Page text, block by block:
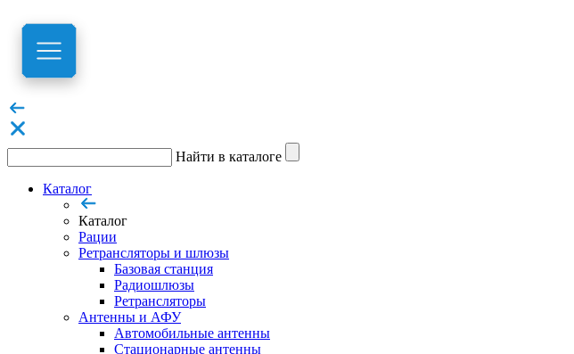
Найти в каталоге
Каталог
Каталог
Рации
Ретрансляторы и шлюзы
Базовая станция
Радиошлюзы
Ретрансляторы
Антенны и АФУ
Автомобильные антенны
Стационарные антенны